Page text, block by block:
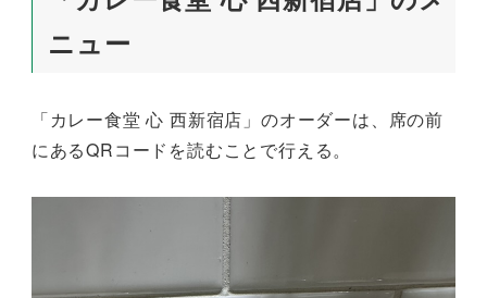
ニュー
「カレー食堂 心 西新宿店」のオーダーは、席の前
にあるQRコードを読むことで行える。